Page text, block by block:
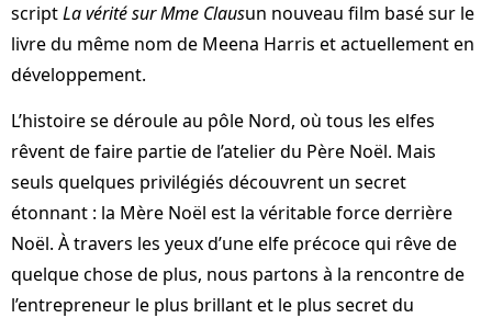
scriptLa vérité sur Mme Clausun nouveau film basé sur le
livre du même nom de Meena Harris et actuellement en
développement.
L’histoire se déroule au pôle Nord, où tous les elfes
rêvent de faire partie de l’atelier du Père Noël. Mais
seuls quelques privilégiés découvrent un secret
étonnant : la Mère Noël est la véritable force derrière
Noël. À travers les yeux d’une elfe précoce qui rêve de
quelque chose de plus, nous partons à la rencontre de
l’entrepreneur le plus brillant et le plus secret du